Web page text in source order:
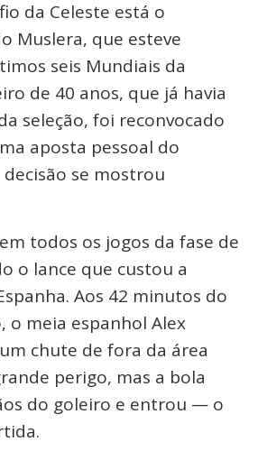
da Celeste está o
Muslera, que esteve
seis Mundiais da
de 40 anos, que já havia
seleção, foi reconvocado
aposta pessoal do
se mostrou
todos os jogos da fase de
o lance que custou a
Aos 42 minutos do
o meia espanhol Alex
chute de fora da área
perigo, mas a bola
do goleiro e entrou — o
.